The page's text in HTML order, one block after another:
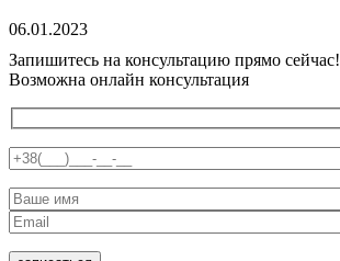
06.01.2023
Запишитесь на консультацию прямо сейчас!
Возможна онлайн консультация